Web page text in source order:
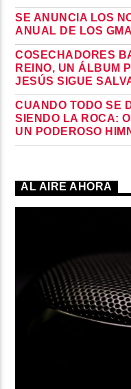
SE ANUNCIA LOS
ANUAL DE LOS
COSECHADORES
REINO, UN ÁLBUM
JESÚS SIGUE
CUANDO TODO SE
SIENDO LA ROCA:
UN PODEROSO
AL AIRE AHORA